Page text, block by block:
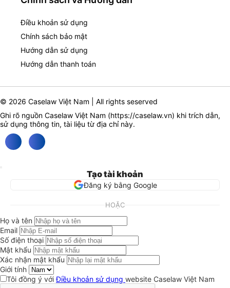
Điều khoản sử dụng
Chính sách bảo mật
Hướng dẫn sử dụng
Hướng dẫn thanh toán
© 2026 Caselaw Việt Nam | All rights seserved
Ghi rõ nguồn Caselaw Việt Nam (https://caselaw.vn) khi trích dẫn,
sử dụng thông tin, tài liệu từ địa chỉ này.
Tạo tài khoản
Đăng ký bằng Google
HOẶC
Họ và tên
Email
Số điện thoại
Mật khẩu
Xác nhận mật khẩu
Giới tính
Tôi đồng ý vớiĐiều khoản sử dụng website Caselaw Việt Nam